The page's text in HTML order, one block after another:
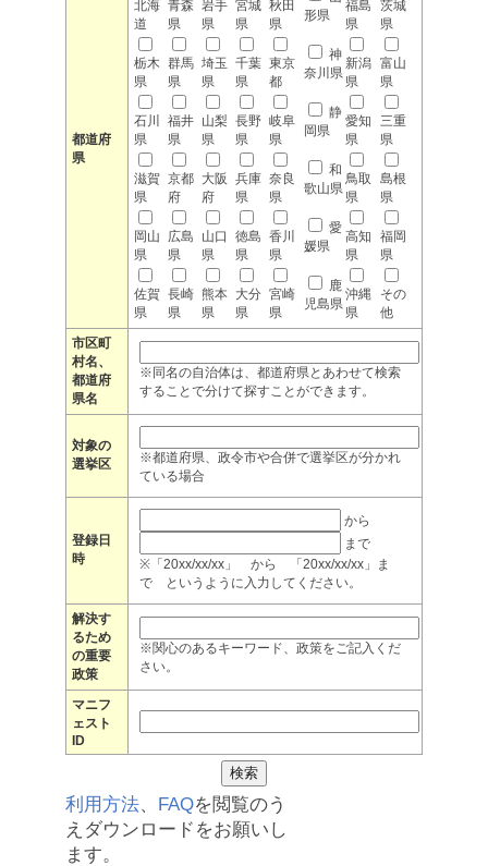
都道府
県
北海
道
青森
県
岩手
県
宮城
県
秋田
県
形県
福島
県
茨城
県
栃木
県
群馬
県
埼玉
県
千葉
県
東京
都
神
奈川県
新潟
県
富山
県
石川
県
福井
県
山梨
県
長野
県
岐阜
県
静
岡県
愛知
県
三重
県
滋賀
県
京都
府
大阪
府
兵庫
県
奈良
県
和
歌山県
鳥取
県
島根
県
岡山
県
広島
県
山口
県
徳島
県
香川
県
愛
媛県
高知
県
福岡
県
佐賀
県
長崎
県
熊本
県
大分
県
宮崎
県
鹿
児島県
沖縄
県
その
他
市区町
村名、
都道府
県名
※同名の自治体は、都道府県とあわせて検索
することで分けて探すことができます。
対象の
選挙区
※都道府県、政令市や合併で選挙区が分かれ
ている場合
登録日
時
から
まで
※「20xx/xx/xx」 から 「20xx/xx/xx」ま
で というように入力してください。
解決す
るため
の重要
政策
※関心のあるキーワード、政策をご記入くだ
さい。
マニフ
ェスト
ID
利用方法、 FAQを閲覧のう
えダウンロードをお願いし
ます。